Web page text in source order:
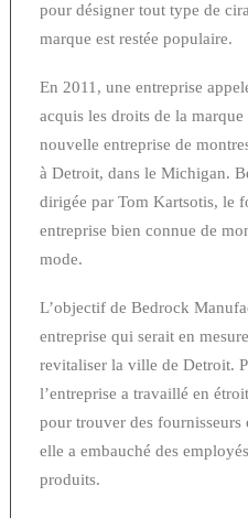
pour désigner tout type de
marque est restée populaire.
En 2011, une entreprise
acquis les droits de la
nouvelle entreprise de
à Detroit, dans le Michigan.
dirigée par Tom Kartsotis, le
entreprise bien connue de
mode.
L’objectif de Bedrock
entreprise qui serait en
revitaliser la ville de Detroit.
l’entreprise a travaillé en
pour trouver des fournisseurs
elle a embauché des
produits.